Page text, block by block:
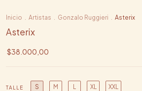
Inicio . Artistas . Gonzalo Ruggieri . Asterix
Asterix
$38.000,00
TALLE S M L XL XXL